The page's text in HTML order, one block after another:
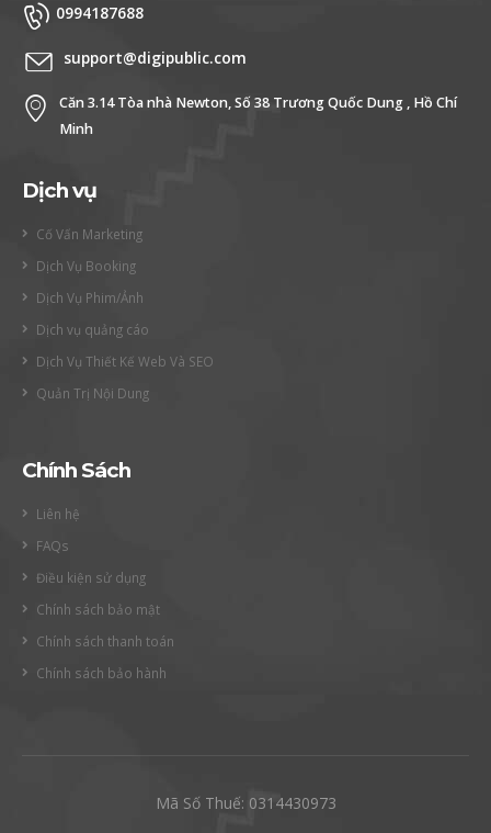
0994187688
support@digipublic.com
Căn 3.14 Tòa nhà Newton, Số 38 Trương Quốc Dung , Hồ Chí
Minh
Dịch vụ
Cố Vấn Marketing
Dịch Vụ Booking
Dịch Vụ Phim/Ảnh
Dịch vụ quảng cáo
Dịch Vụ Thiết Kế Web Và SEO
Quản Trị Nội Dung
Chính Sách
Liên hệ
FAQs
Điều kiện sử dụng
Chính sách bảo mật
Chính sách thanh toán
Chính sách bảo hành
Mã Số Thuế: 0314430973